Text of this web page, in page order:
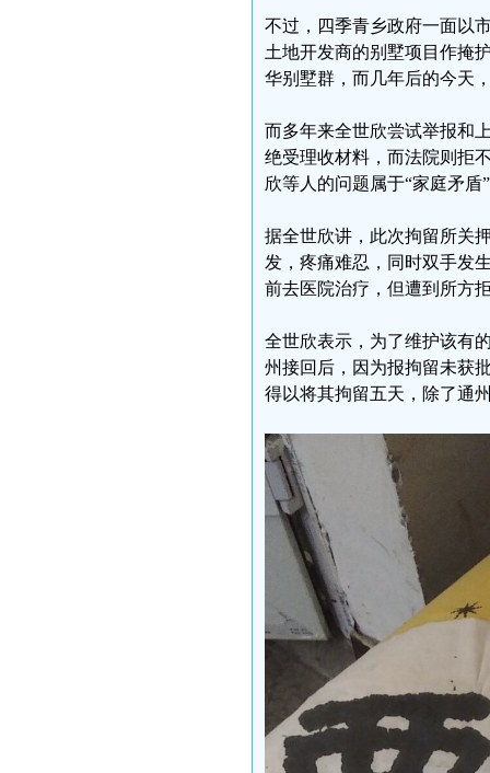
不过，四季青乡政府一面以
土地开发商的别墅项目作掩
华别墅群，而几年后的今天
而多年来全世欣尝试举报和
绝受理收材料，而法院则拒
欣等人的问题属于“家庭矛
据全世欣讲，此次拘留所关
发，疼痛难忍，同时双手发
前去医院治疗，但遭到所方
全世欣表示，为了维护该有
州接回后，因为报拘留未获
得以将其拘留五天，除了通